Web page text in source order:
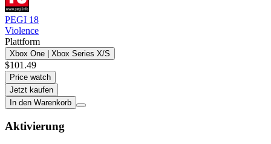
PEGI 18
Violence
Plattform
Xbox One | Xbox Series X/S
$101.49
Price watch
Jetzt kaufen
In den Warenkorb
Aktivierung